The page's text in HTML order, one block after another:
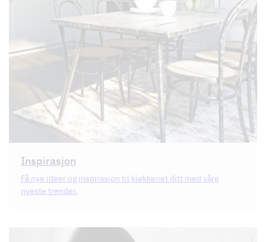
Inspirasjon
Få nye ideer og inspirasjon til kjøkkenet ditt med våre
nyeste trender.